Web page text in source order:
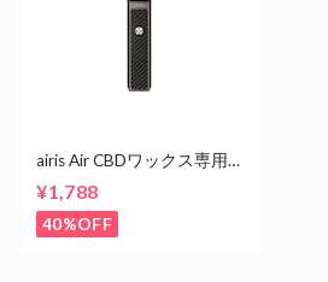
airis Air CBDワックス専用ヴ
ェポライザー 【ブラックフ
ァイバー】
¥1,788
40%OFF